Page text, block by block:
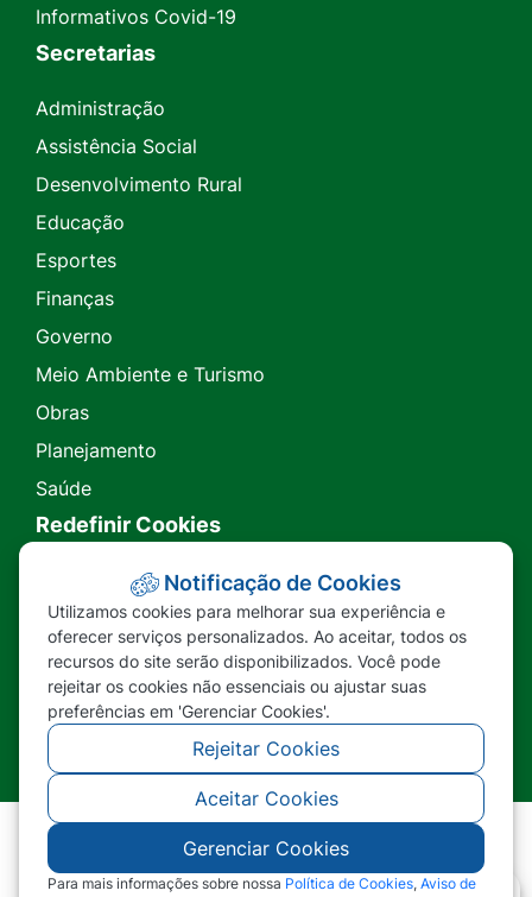
Informativos Covid-19
Secretarias
Administração
Assistência Social
Desenvolvimento Rural
Educação
Esportes
Finanças
Governo
Meio Ambiente e Turismo
Obras
Planejamento
Saúde
Redefinir Cookies
Transparência
Ouvidoria
SIC
©2026 - Prefeitura Municipal de Nova Lacerda -
MT - Todos os direitos reservados
Notificação de Cookies
Utilizamos cookies para melhorar sua experiência e
oferecer serviços personalizados. Ao aceitar, todos os
recursos do site serão disponibilizados. Você pode
rejeitar os cookies não essenciais ou ajustar suas
preferências em 'Gerenciar Cookies'.
Rejeitar Cookies
Aceitar Cookies
Gerenciar Cookies
Para mais informações sobre nossa Política de Cookies, Aviso de